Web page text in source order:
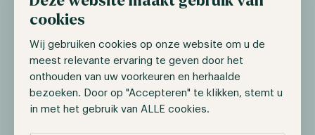
cookies
Wij gebruiken cookies op onze website om u de
meest relevante ervaring te geven door het
onthouden van uw voorkeuren en herhaalde
bezoeken. Door op "Accepteren" te klikken, stemt u
in met het gebruik van ALLE cookies.
De internet service provider Google kondigde
gedurende de eerste twee weken van oktober aan dat
zij crypto-betalingen zullen accepteren voor cloud
services. Google maakt dit mogelijk door de integratie